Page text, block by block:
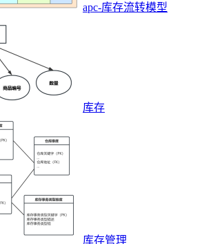
apc-库存流转模型
库存
库存管理